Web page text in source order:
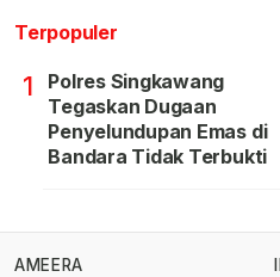
Terpopuler
1
Polres Singkawang
Tegaskan Dugaan
Penyelundupan Emas di
Bandara Tidak Terbukti
AMEERA